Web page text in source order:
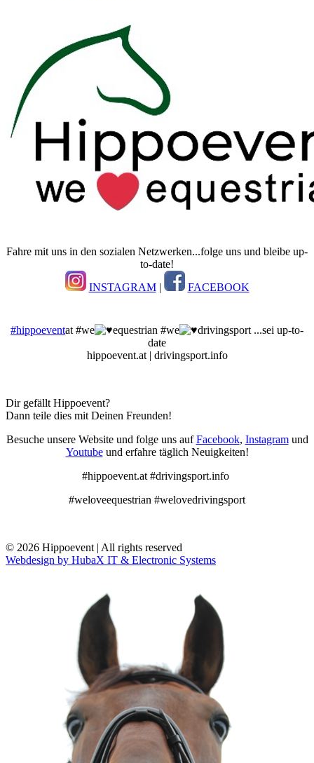
Fahre mit uns in den sozialen Netzwerken...folge uns und bleibe up-
to-date!
INSTAGRAM| FACEBOOK
#hippoeventat #we equestrian #we
drivingsport ...sei up-to-
date
hippoevent.at | drivingsport.info
Dir gefällt Hippoevent?
Dann teile dies mit Deinen Freunden!
Besuche unsere Website und folge uns aufFacebook, Instagramund
Youtubeund erfahre täglich Neuigkeiten!
#hippoevent.at #drivingsport.info
#weloveequestrian #welovedrivingsport
© 2026 Hippoevent | All rights reserved
Webdesign by HubaX IT & Electronic Systems